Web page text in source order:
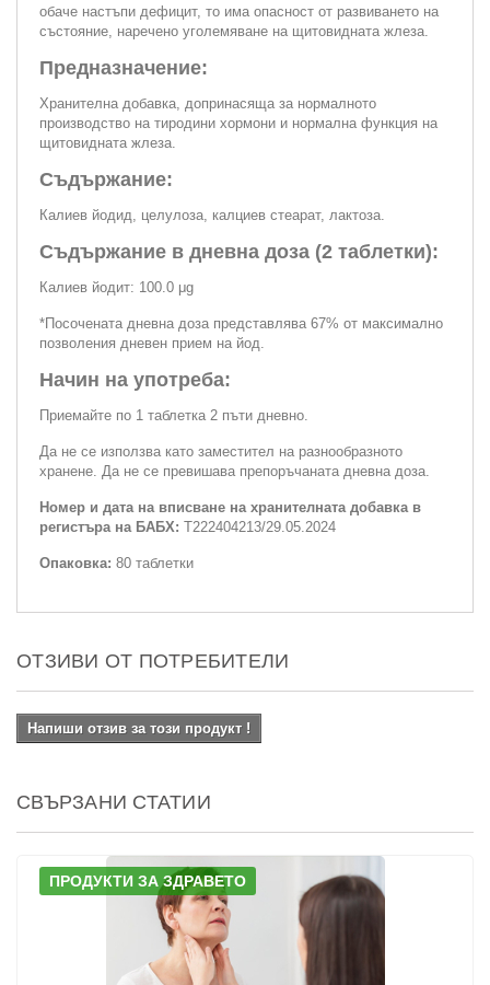
обаче настъпи дефицит, то има опасност от развиването на
състояние, наречено уголемяване на щитовидната жлеза.
Предназначение:
Хранителна добавка, допринасяща за нормалното
производство на тиродини хормони и нормална функция на
щитовидната жлеза.
Съдържание:
Калиев йодид, целулоза, калциев стеарат, лактоза.
Съдържание в дневна доза (2 таблетки):
Калиев йодит: 100.0 μg
*Посочената дневна доза представлява 67% от максимално
позволения дневен прием на йод.
Начин на употреба:
Приемайте по 1 таблетка 2 пъти дневно.
Да не се използва като заместител на разнообразното
хранене. Да не се превишава препоръчаната дневна доза.
Номер и дата на вписване на хранителната добавка в
регистъра на БАБХ: Т222404213/29.05.2024
Опаковка: 80 таблетки
ОТЗИВИ ОТ ПОТРЕБИТЕЛИ
Напиши отзив за този продукт !
СВЪРЗАНИ СТАТИИ
ПРОДУКТИ ЗА ЗДРАВЕТО